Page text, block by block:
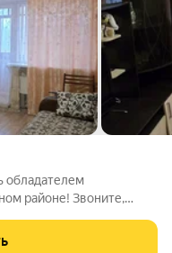
обладателем
районе! Звоните,
города. Идеальное